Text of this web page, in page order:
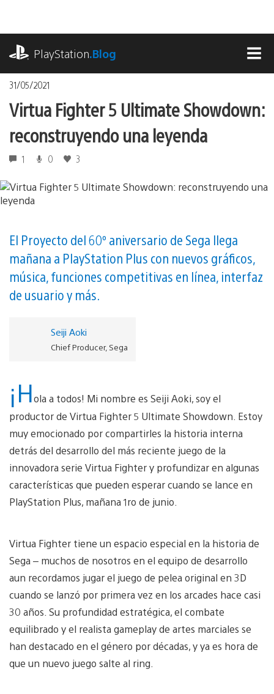
contenido
PlayStation.Blog
31/05/2021
Virtua Fighter 5 Ultimate Showdown:
reconstruyendo una leyenda
1 0 3
El Proyecto del 60º aniversario de Sega llega
mañana a PlayStation Plus con nuevos gráficos,
música, funciones competitivas en línea, interfaz
de usuario y más.
Seiji Aoki
Chief Producer, Sega
¡Hola a todos! Mi nombre es Seiji Aoki, soy el
productor de Virtua Fighter 5 Ultimate Showdown. Estoy
muy emocionado por compartirles la historia interna
detrás del desarrollo del más reciente juego de la
innovadora serie Virtua Fighter y profundizar en algunas
características que pueden esperar cuando se lance en
PlayStation Plus, mañana 1ro de junio.
Virtua Fighter tiene un espacio especial en la historia de
Sega – muchos de nosotros en el equipo de desarrollo
aun recordamos jugar el juego de pelea original en 3D
cuando se lanzó por primera vez en los arcades hace casi
30 años. Su profundidad estratégica, el combate
equilibrado y el realista gameplay de artes marciales se
han destacado en el género por décadas, y ya es hora de
que un nuevo juego salte al ring.